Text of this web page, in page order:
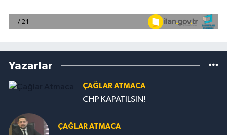
Yazarlar
ÇAĞLAR ATMACA
CHP KAPATILSIN!
ÇAĞLAR ATMACA